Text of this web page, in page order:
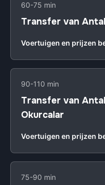
60-75 min
Transfer van
Voertuigen en prijzen
90-110 min
Transfer van
Okurcalar
Voertuigen en prijzen
75-90 min